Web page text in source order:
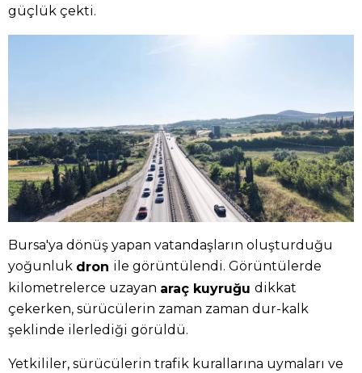
güçlük çekti.
Bursa'ya dönüş yapan vatandaşların oluşturduğu
yoğunluk dron ile görüntülendi. Görüntülerde
kilometrelerce uzayan araç kuyruğu dikkat
çekerken, sürücülerin zaman zaman dur-kalk
şeklinde ilerlediği görüldü.
Yetkililer, sürücülerin trafik kurallarına uymaları ve